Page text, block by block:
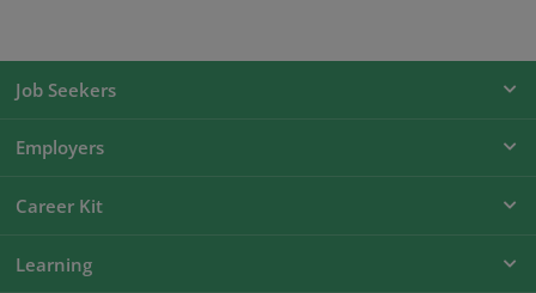
Job Seekers
Employers
Career Kit
Learning